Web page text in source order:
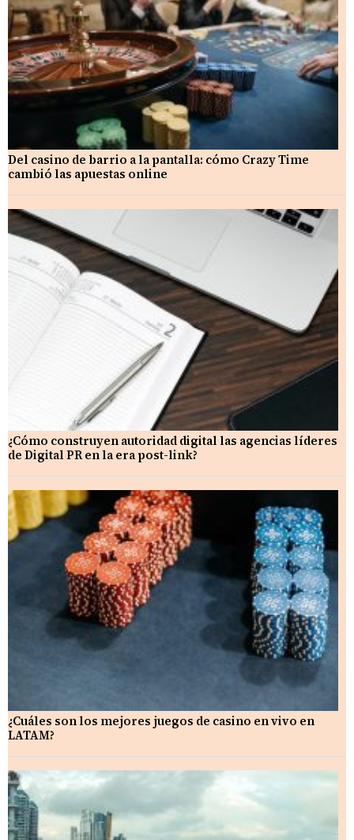
Del casino de barrio a la pantalla: cómo Crazy Time
cambió las apuestas online
¿Cómo construyen autoridad digital las agencias líderes
de Digital PR en la era post-link?
¿Cuáles son los mejores juegos de casino en vivo en
LATAM?